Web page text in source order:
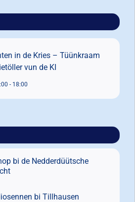
in de Kries – Tüünkraam
vun de KI
- 18:00
bi de Nedderdüütsche
bi Tillhausen